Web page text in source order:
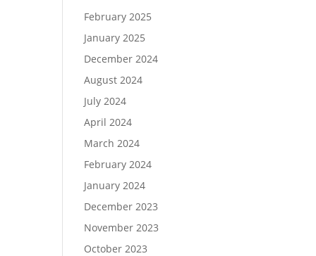
February 2025
January 2025
December 2024
August 2024
July 2024
April 2024
March 2024
February 2024
January 2024
December 2023
November 2023
October 2023